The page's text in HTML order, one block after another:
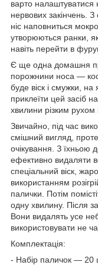
варто налаштуватися
нервових закінчень.
ніс наповниться
утворюються ранки,
навіть перейти в
Є ще одна домашня
порожнини носа —
буде віск і смужки, на
приклеїти цей засіб
хвилини різким рухом
Звичайно, під час
смішний вигляд,
очікування. З їхньою
ефективно видаляти
спеціальний віск,
використанням
палички. Потім
одну хвилину. Після
Вони видалять усе
використовувати не
Комплектація:
- Набір паличок — 20